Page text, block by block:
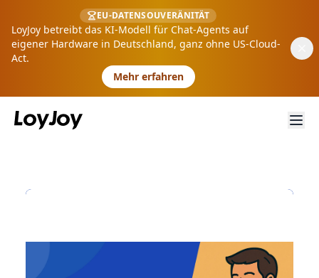
EU-DATENSOUVERÄNITÄT
LoyJoy betreibt das KI-Modell für Chat-Agents auf
eigener Hardware in Deutschland, ganz ohne US-Cloud-
Act.
Mehr erfahren